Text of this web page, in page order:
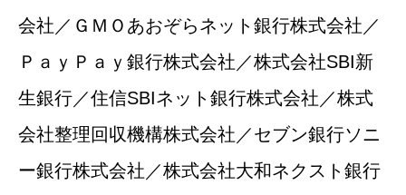
会社／ＧＭＯあおぞらネット銀行株式会社／
ＰａｙＰａｙ銀行株式会社／株式会社SBI新
生銀行／住信SBIネット銀行株式会社／株式
会社整理回収機構株式会社／セブン銀行ソニ
ー銀行株式会社／株式会社大和ネクスト銀行